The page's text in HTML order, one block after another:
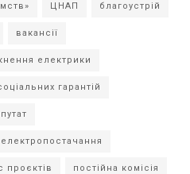
ЦНАП благоустрій
вакансії
електрики
гарантій
електропостачання
проєктів постійна комісія